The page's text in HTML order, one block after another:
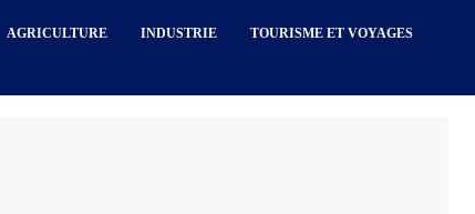
AGRICULTURE INDUSTRIE TOURISME ET VOYAGES